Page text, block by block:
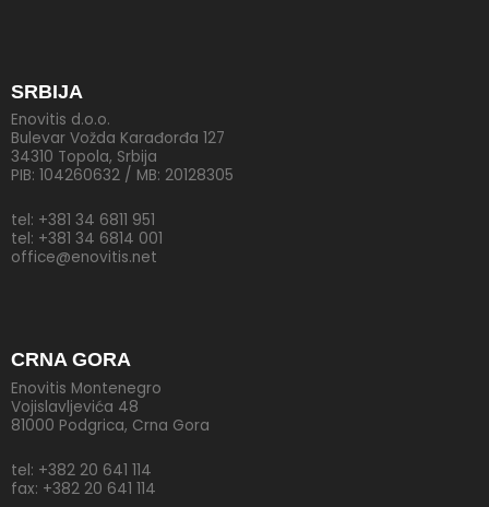
SRBIJA
Enovitis d.o.o.
Bulevar Vožda Karađorđa 127
34310 Topola, Srbija
PIB: 104260632 / MB: 20128305
tel: +381 34 6811 951
tel: +381 34 6814 001
office@enovitis.net
CRNA GORA
Enovitis Montenegro
Vojislavljevića 48
81000 Podgrica, Crna Gora
tel: +382 20 641 114
fax: +382 20 641 114